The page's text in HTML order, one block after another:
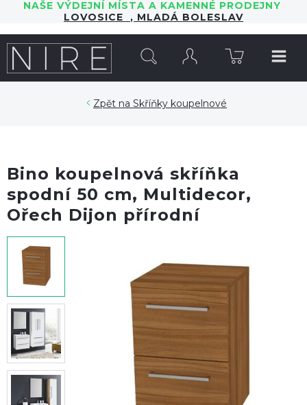
NAŠE VÝDEJNÍ MÍSTA A KAMENNÉ PRODEJNY
LOVOSICE , MLADÁ BOLESLAV
Skříňky koupelnové
Bino koupelnová skříňka
spodní 50 cm, Multidecor,
Ořech Dijon přírodní